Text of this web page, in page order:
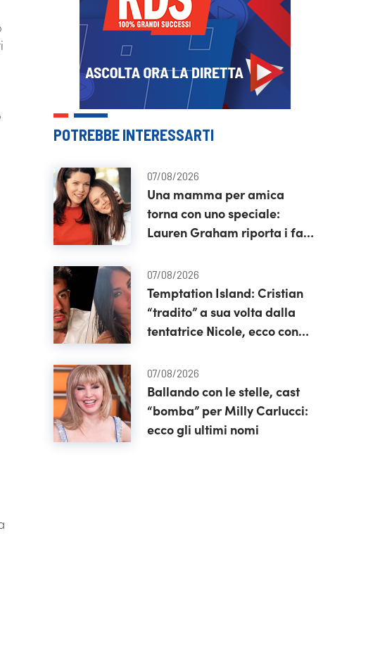
POTREBBE INTERESSARTI
07/08/2026
Una mamma per amica
torna con uno speciale:
Lauren Graham riporta i fan
07/08/2026
Temptation Island: Cristian
“tradito” a sua volta dalla
tentatrice Nicole, ecco con
07/08/2026
Ballando con le stelle, cast
“bomba” per Milly Carlucci:
ecco gli ultimi nomi